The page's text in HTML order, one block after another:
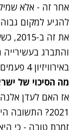
אחר זה - אלא
להגיע למקום
והתברג
באירוויזיון 4 פעמים בעבר
מה הסיכוי של
אז האם לעדן אלנה
2021?
זמרת טובה - כי